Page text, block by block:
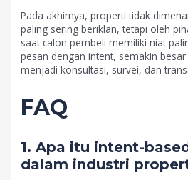
Pada akhirnya, properti tidak
paling sering beriklan, tetapi oleh
saat calon pembeli memiliki niat
pesan dengan intent, semakin
menjadi konsultasi, survei, dan
FAQ
1. Apa itu intent-
dalam industri